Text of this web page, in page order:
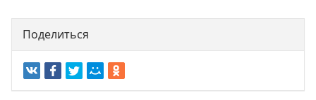
Поделиться